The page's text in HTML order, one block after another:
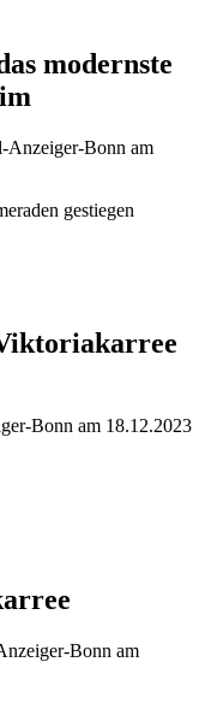
modernste
Anzeiger-Bonn am
gestiegen
Bonn am 18.12.2023
Bonn am